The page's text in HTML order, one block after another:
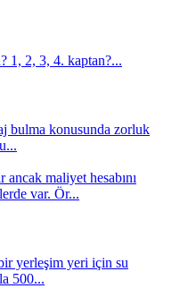
1, 2, 3, 4. kaptan?...
bulma konusunda zorluk
maliyet hesabını
var. Ör...
yerleşim yeri için su
500...